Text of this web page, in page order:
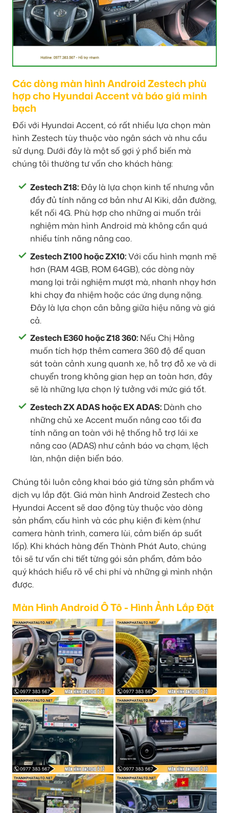
Các dòng màn hình Android Zestech phù
hợp cho Hyundai Accent và báo giá minh
bạch
Đối với Hyundai Accent, có rất nhiều lựa chọn màn
hình Zestech tùy thuộc vào ngân sách và nhu cầu
sử dụng. Dưới đây là một số gợi ý phổ biến mà
chúng tôi thường tư vấn cho khách hàng:
Zestech Z18:Đây là lựa chọn kinh tế nhưng vẫn
đầy đủ tính năng cơ bản như AI Kiki, dẫn đường,
kết nối 4G. Phù hợp cho những ai muốn trải
nghiệm màn hình Android mà không cần quá
nhiều tính năng nâng cao.
Zestech Z100 hoặc ZX10:Với cấu hình mạnh mẽ
hơn (RAM 4GB, ROM 64GB), các dòng này
mang lại trải nghiệm mượt mà, nhanh nhạy hơn
khi chạy đa nhiệm hoặc các ứng dụng nặng.
Đây là lựa chọn cân bằng giữa hiệu năng và giá
cả.
Zestech E360 hoặc Z18 360: Nếu Chị Hằng
muốn tích hợp thêm camera 360 độ để quan
sát toàn cảnh xung quanh xe, hỗ trợ đỗ xe và di
chuyển trong không gian hẹp an toàn hơn, đây
sẽ là những lựa chọn lý tưởng với mức giá tốt.
Zestech ZX ADAS hoặc EX ADAS: Dành cho
những chủ xe Accent muốn nâng cao tối đa
tính năng an toàn với hệ thống hỗ trợ lái xe
nâng cao (ADAS) như cảnh báo va chạm, lệch
làn, nhận diện biển báo.
Chúng tôi luôn công khai báo giá từng sản phẩm và
dịch vụ lắp đặt. Giá màn hình Android Zestech cho
Hyundai Accent sẽ dao động tùy thuộc vào dòng
sản phẩm, cấu hình và các phụ kiện đi kèm (như
camera hành trình, camera lùi, cảm biến áp suất
lốp). Khi khách hàng đến Thành Phát Auto, chúng
tôi sẽ tư vấn chi tiết từng gói sản phẩm, đảm bảo
quý khách hiểu rõ về chi phí và những gì mình nhận
được.
Màn Hình Android Ô Tô - Hình Ảnh Lắp Đặt